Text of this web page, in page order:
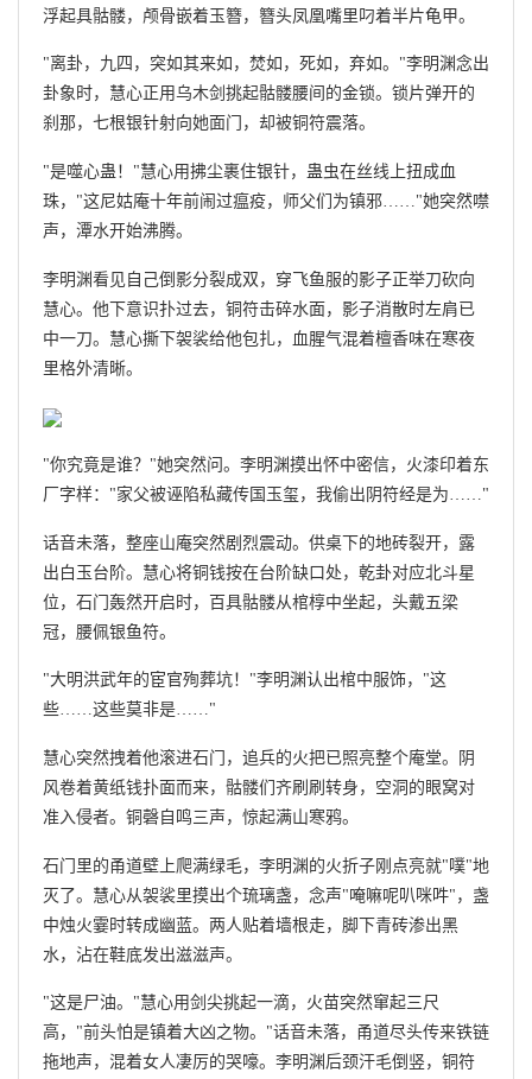
浮起具骷髅，颅骨嵌着玉簪，簪头凤凰嘴里叼着半片龟甲。
"离卦，九四，突如其来如，焚如，死如，弃如。"李明渊念出
卦象时，慧心正用乌木剑挑起骷髅腰间的金锁。锁片弹开的
刹那，七根银针射向她面门，却被铜符震落。
"是噬心蛊！"慧心用拂尘裹住银针，蛊虫在丝线上扭成血
珠，"这尼姑庵十年前闹过瘟疫，师父们为镇邪……"她突然噤
声，潭水开始沸腾。
李明渊看见自己倒影分裂成双，穿飞鱼服的影子正举刀砍向
慧心。他下意识扑过去，铜符击碎水面，影子消散时左肩已
中一刀。慧心撕下袈裟给他包扎，血腥气混着檀香味在寒夜
里格外清晰。
"你究竟是谁？"她突然问。李明渊摸出怀中密信，火漆印着东
厂字样："家父被诬陷私藏传国玉玺，我偷出阴符经是为……"
话音未落，整座山庵突然剧烈震动。供桌下的地砖裂开，露
出白玉台阶。慧心将铜钱按在台阶缺口处，乾卦对应北斗星
位，石门轰然开启时，百具骷髅从棺椁中坐起，头戴五梁
冠，腰佩银鱼符。
"大明洪武年的宦官殉葬坑！"李明渊认出棺中服饰，"这
些……这些莫非是……"
慧心突然拽着他滚进石门，追兵的火把已照亮整个庵堂。阴
风卷着黄纸钱扑面而来，骷髅们齐刷刷转身，空洞的眼窝对
准入侵者。铜磬自鸣三声，惊起满山寒鸦。
石门里的甬道壁上爬满绿毛，李明渊的火折子刚点亮就"噗"地
灭了。慧心从袈裟里摸出个琉璃盏，念声"唵嘛呢叭咪吽"，盏
中烛火霎时转成幽蓝。两人贴着墙根走，脚下青砖渗出黑
水，沾在鞋底发出滋滋声。
"这是尸油。"慧心用剑尖挑起一滴，火苗突然窜起三尺
高，"前头怕是镇着大凶之物。"话音未落，甬道尽头传来铁链
拖地声，混着女人凄厉的哭嚎。李明渊后颈汗毛倒竖，铜符